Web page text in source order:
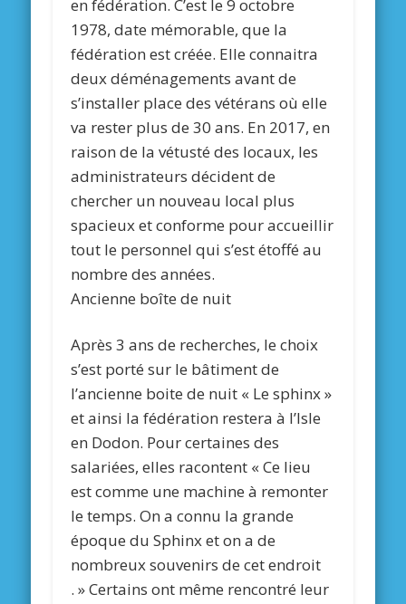
en fédération. C’est le 9 octobre
1978, date mémorable, que la
fédération est créée. Elle connaitra
deux déménagements avant de
s’installer place des vétérans où elle
va rester plus de 30 ans. En 2017, en
raison de la vétusté des locaux, les
administrateurs décident de
chercher un nouveau local plus
spacieux et conforme pour accueillir
tout le personnel qui s’est étoffé au
nombre des années.
Ancienne boîte de nuit
Après 3 ans de recherches, le choix
s’est porté sur le bâtiment de
l’ancienne boite de nuit « Le sphinx »
et ainsi la fédération restera à l’Isle
en Dodon. Pour certaines des
salariées, elles racontent « Ce lieu
est comme une machine à remonter
le temps. On a connu la grande
époque du Sphinx et on a de
nombreux souvenirs de cet endroit
. » Certains ont même rencontré leur